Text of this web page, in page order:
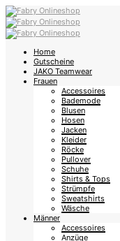
Home
Gutscheine
JAKO Teamwear
Frauen
Accessoires
Bademode
Blusen
Hosen
Jacken
Kleider
Röcke
Pullover
Schuhe
Shirts & Tops
Strümpfe
Sweatshirts
Wäsche
Männer
Accessoires
Anzüge